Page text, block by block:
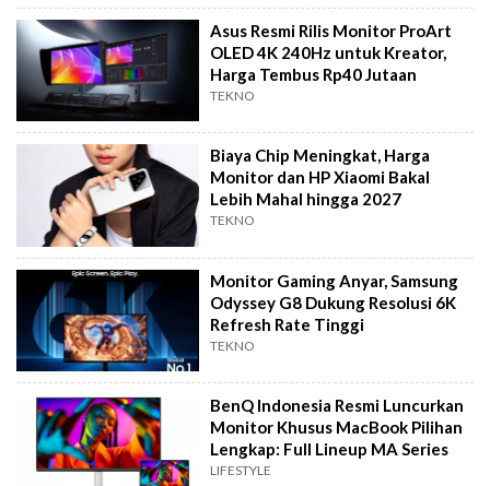
Asus Resmi Rilis Monitor ProArt
OLED 4K 240Hz untuk Kreator,
Harga Tembus Rp40 Jutaan
TEKNO
Biaya Chip Meningkat, Harga
Monitor dan HP Xiaomi Bakal
Lebih Mahal hingga 2027
TEKNO
Monitor Gaming Anyar, Samsung
Odyssey G8 Dukung Resolusi 6K
Refresh Rate Tinggi
TEKNO
BenQ Indonesia Resmi Luncurkan
Monitor Khusus MacBook Pilihan
Lengkap: Full Lineup MA Series
LIFESTYLE